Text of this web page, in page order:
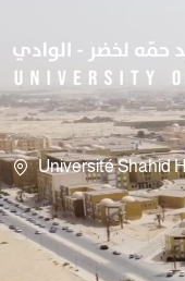
Université Shahid